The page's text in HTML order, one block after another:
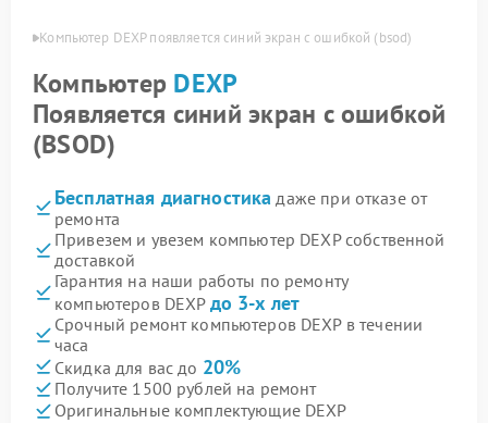
Компьютер DEXP появляется синий экран с ошибкой (bsod)
Компьютер DEXP
Появляется синий экран с ошибкой
(BSOD)
Бесплатная диагностика даже при отказе от
ремонта
Привезем и увезем компьютер DEXP собственной
доставкой
Гарантия на наши работы по ремонту
компьютеров DEXP до 3-х лет
Срочный ремонт компьютеров DEXP в течении
часа
Скидка для вас до 20%
Получите 1500 рублей на ремонт
Оригинальные комплектующие DEXP